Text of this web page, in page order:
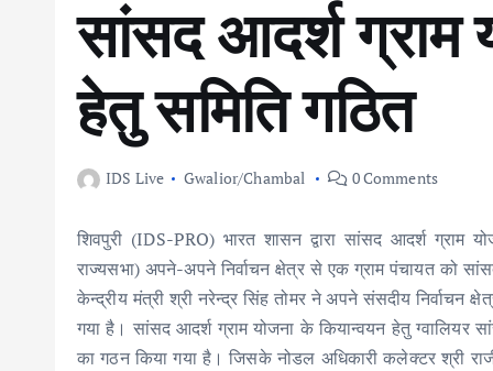
सांसद आदर्श ग्राम
हेतु समिति गठित
IDS Live Gwalior/Chambal 0 Comments
शिवपुरी (IDS-PRO) भारत शासन द्वारा सांसद आदर्श
राज्यसभा) अपने-अपने निर्वाचन क्षेत्र से एक ग्राम पंचायत को
केन्द्रीय मंत्री श्री नरेन्द्र सिंह तोमर ने अपने संसदीय निर्वाचन
गया है। सांसद आदर्श ग्राम योजना के कियान्वयन हेतु ग्वालियर
का गठन किया गया है। जिसके नोडल अधिकारी कलेक्टर श्री